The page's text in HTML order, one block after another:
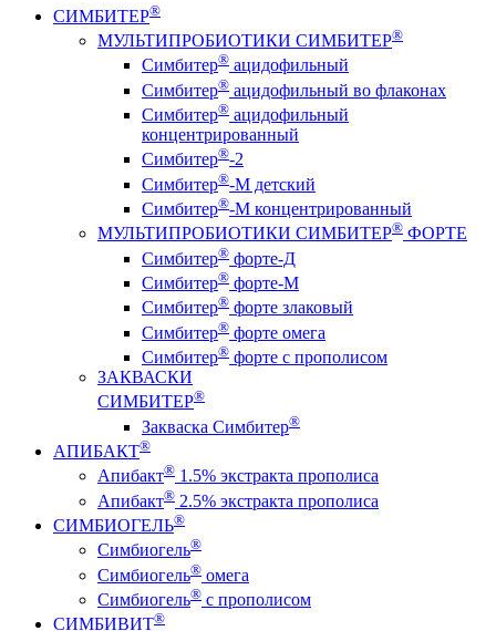
СИМБИТЕР®
МУЛЬТИПРОБИОТИКИ СИМБИТЕР®
Симбитер® ацидофильный
Симбитер® ацидофильный во флаконах
Симбитер® ацидофильный
концентрированный
Симбитер®-2
Симбитер®-М детский
Симбитер®-М концентрированный
МУЛЬТИПРОБИОТИКИ СИМБИТЕР® ФОРТЕ
Симбитер® форте-Д
Симбитер® форте-М
Симбитер® форте злаковый
Симбитер® форте омега
Симбитер® форте с прополисом
ЗАКВАСКИ
СИМБИТЕР®
Закваска Симбитер®
АПИБАКТ®
Апибакт® 1.5% экстракта прополиса
Апибакт® 2.5% экстракта прополиса
СИМБИОГЕЛЬ®
Симбиогель®
Симбиогель® омега
Симбиогель® c прополисом
СИМБИВИТ®